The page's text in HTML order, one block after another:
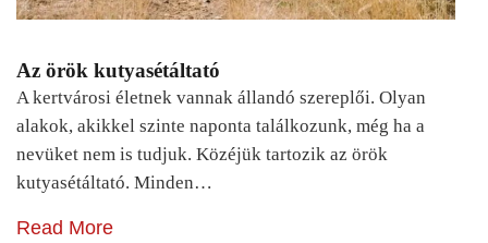
Az örök kutyasétáltató
A kertvárosi életnek vannak állandó szereplői. Olyan
alakok, akikkel szinte naponta találkozunk, még ha a
nevüket nem is tudjuk. Közéjük tartozik az örök
kutyasétáltató. Minden…
Read More